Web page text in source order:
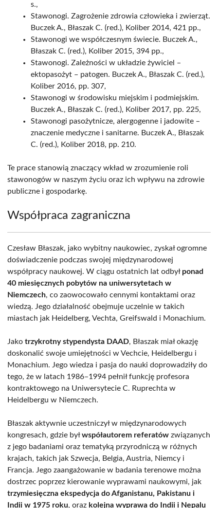
s.,
Stawonogi. Zagrożenie zdrowia człowieka i zwierząt.
Buczek A., Błaszak C. (red.), Koliber 2014, 421 pp.,
Stawonogi we współczesnym świecie. Buczek A.,
Błaszak C. (red.), Koliber 2015, 394 pp.,
Stawonogi. Zależności w układzie żywiciel –
ektopasożyt – patogen. Buczek A., Błaszak C. (red.),
Koliber 2016, pp. 307,
Stawonogi w środowisku miejskim i podmiejskim.
Buczek A., Błaszak C. (red.), Koliber 2017, pp. 225,
Stawonogi pasożytnicze, alergogenne i jadowite –
znaczenie medyczne i sanitarne. Buczek A., Błaszak
C. (red.), Koliber 2018, pp. 210.
Te prace stanowią znaczący wkład w zrozumienie roli
stawonogów w naszym życiu oraz ich wpływu na zdrowie
publiczne i gospodarkę.
Współpraca zagraniczna
Czesław Błaszak, jako wybitny naukowiec, zyskał ogromne
doświadczenie podczas swojej międzynarodowej
współpracy naukowej. W ciągu ostatnich lat odbył ponad
40 miesięcznych pobytów na uniwersytetach w
Niemczech, co zaowocowało cennymi kontaktami oraz
wiedzą. Jego działalność obejmuje uczelnie w takich
miastach jak Heidelberg, Vechta, Greifswald i Monachium.
Jako trzykrotny stypendysta DAAD, Błaszak miał okazję
doskonalić swoje umiejętności w Vechcie, Heidelbergu i
Monachium. Jego wiedza i pasja do nauki doprowadziły do
tego, że w latach 1986–1994 pełnił funkcję profesora
kontraktowego na Uniwersytecie C. Ruprechta w
Heidelbergu w Niemczech.
Błaszak aktywnie uczestniczył w międzynarodowych
kongresach, gdzie byłwspółautorem referatów związanych
z jego badaniami oraz tematyką przyrodniczą w różnych
krajach, takich jak Szwecja, Belgia, Austria, Niemcy i
Francja. Jego zaangażowanie w badania terenowe można
dostrzec poprzez kierowanie wyprawami naukowymi, jak
trzymiesięczna ekspedycja do Afganistanu, Pakistanu i
Indii w 1975 roku, oraz kolejna wyprawa do Indii i Nepalu